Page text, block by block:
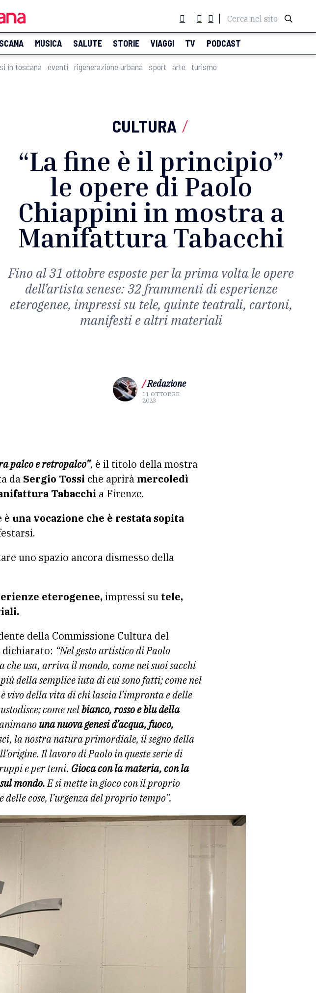
Cerca nel sito
MUSICA SALUTE STORIE VIAGGI TV PODCAST
in toscana eventi rigenerazione urbana sport arte turismo
CULTURA /
“La fine è il principio”
le opere di Paolo
Chiappini in mostra a
Manifattura Tabacchi
Fino al 31 ottobre esposte per la prima volta le opere
dell’artista senese: 32 frammenti di esperienze
eterogenee, impressi su tele, quinte teatrali, cartoni,
manifesti e altri materiali
/Redazione
11 OTTOBRE
2023
palco e retropalco”, è il titolo della mostra
da Sergio Tossi che aprirà mercoledì
Tabacchi a Firenze.
è una vocazione che è restata sopita
uno spazio ancora dismesso della
eterogenee,impressi su tele,
della Commissione Cultura del
dichiarato: “Nel gesto artistico di Paolo
usa, arriva il mondo, come nei suoi sacchi
della semplice iuta di cui sono fatti; come nel
vivo della vita di chi lascia l’impronta e delle
come nelbianco, rosso e blu della
una nuova genesi d’acqua, fuoco,
la nostra natura primordiale, il segno della
Il lavoro di Paolo in queste serie di
e per temi. Gioca con la materia, con la
mondo.E si mette in gioco con il proprio
cose, l’urgenza del proprio tempo”.